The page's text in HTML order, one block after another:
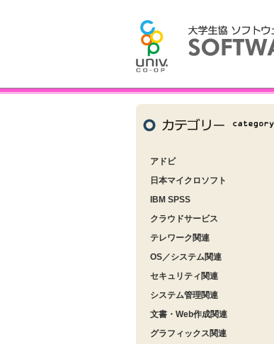
アドビ
日本マイクロソフト
IBM SPSS
クラウドサービス
テレワーク関連
OS／システム関連
セキュリティ関連
システム管理関連
文書・Web作成関連
グラフィックス関連